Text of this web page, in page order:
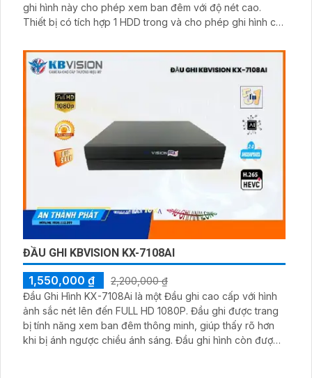
ghi hình này cho phép xem ban đêm với độ nét cao.
Thiết bị có tích hợp 1 HDD trong và cho phép ghi hình cả
ĐẦU GHI KBVISION KX-7108AI
1,550,000 ₫
2,200,000 ₫
Đầu Ghi Hình KX-7108Ai là một Đầu ghi cao cấp với hình
ảnh sắc nét lên đến FULL HD 1080P. Đầu ghi được trang
bị tính năng xem ban đêm thông minh, giúp thấy rõ hơn
khi bị ánh ngược chiều ánh sáng. Đầu ghi hình còn được